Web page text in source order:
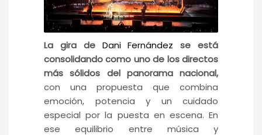
La gira de Dani Fernández se está
consolidando como uno de los directos
más sólidos del panorama nacional,
con una propuesta que combina
emoción, potencia y un cuidado
especial por la puesta en escena. En
ese equilibrio entre música y